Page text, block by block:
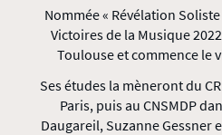
Nommée « Révélation
Victoires de la Musique
Toulouse et commence le
Ses études la mèneront du
Paris, puis au CNSMDP
Daugareil, Suzanne Gessner